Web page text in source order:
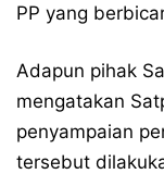
PP yang
Adapun pihak
mengatakan
penyampaian
tersebut